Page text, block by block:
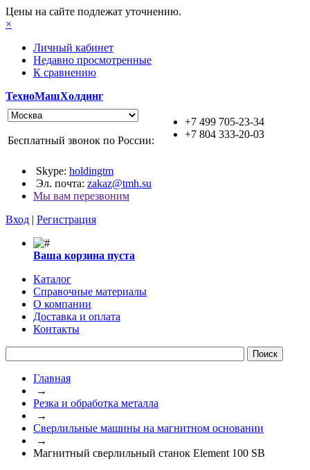
Цены на сайте подлежат уточнению.
×
Личный кабинет
Недавно просмотренные
К сравнению
ТехноМашХолдинг
+7 499 705-23-34
+7 804 333-20-03
Бесплатный звонок по России:
Skype: holdingtm
Эл. почта: zakaz@tmh.su
Мы вам перезвоним
Вход | Регистрация
Ваша корзина пуста
Каталог
Справочные материалы
О компании
Доставка и оплата
Контакты
Главная
→
Резка и обработка металла
→
Сверлильные машины на магнитном основании
→
Магнитный сверлильный станок Element 100 SB